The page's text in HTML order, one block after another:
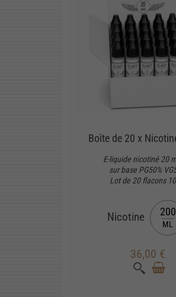
Boîte de 20 x
E-liquide nicotiné 20
sur base PG50%
Lot de 20 flacons
Nicotine 200
ML
36,00 €